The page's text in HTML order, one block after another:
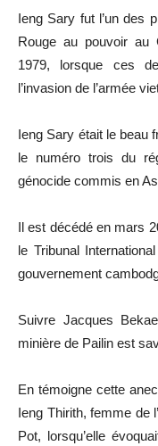
Ieng Sary fut l’un des
Rouge au pouvoir au
1979, lorsque ces
l’invasion de l’armée
Ieng Sary était le beau
le numéro trois du
génocide commis en
Il est décédé en mars
le Tribunal
gouvernement
Suivre Jacques
minière de Pailin est
En témoigne cette
Ieng Thirith, femme de
Pot, lorsqu’elle